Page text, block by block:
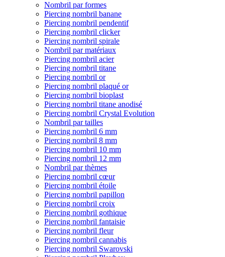
Nombril par formes
Piercing nombril banane
Piercing nombril pendentif
Piercing nombril clicker
Piercing nombril spirale
Nombril par matériaux
Piercing nombril acier
Piercing nombril titane
Piercing nombril or
Piercing nombril plaqué or
Piercing nombril bioplast
Piercing nombril titane anodisé
Piercing nombril Crystal Evolution
Nombril par tailles
Piercing nombril 6 mm
Piercing nombril 8 mm
Piercing nombril 10 mm
Piercing nombril 12 mm
Nombril par thèmes
Piercing nombril cœur
Piercing nombril étoile
Piercing nombril papillon
Piercing nombril croix
Piercing nombril gothique
Piercing nombril fantaisie
Piercing nombril fleur
Piercing nombril cannabis
Piercing nombril Swarovski